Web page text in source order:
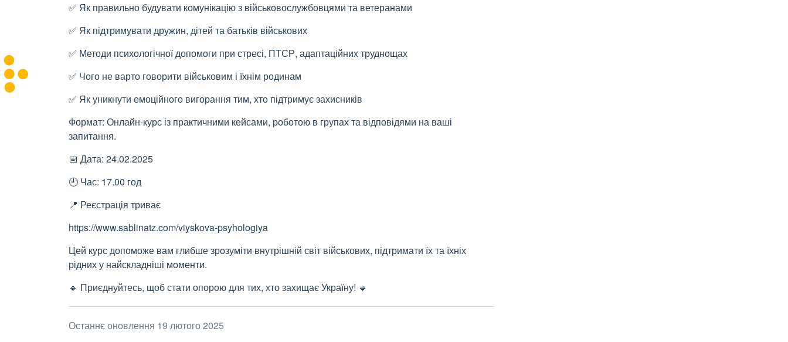
✅ Як правильно будувати комунікацію з військовослужбовцями та ветеранами
✅ Як підтримувати дружин, дітей та батьків військових
✅ Методи психологічної допомоги при стресі, ПТСР, адаптаційних труднощах
✅ Чого не варто говорити військовим і їхнім родинам
✅ Як уникнути емоційного вигорання тим, хто підтримує захисників
Формат: Онлайн-курс із практичними кейсами, роботою в групах та відповідями на ваші
запитання.
📅 Дата: 24.02.2025
🕘 Час: 17.00 год
📍 Реєстрація триває
https://www.sablinatz.com/viyskova-psyhologiya
Цей курс допоможе вам глибше зрозуміти внутрішній світ військових, підтримати їх та їхніх
рідних у найскладніші моменти.
🔹 Приєднуйтесь, щоб стати опорою для тих, хто захищає Україну! 🔹
Останнє оновлення 19 лютого 2025